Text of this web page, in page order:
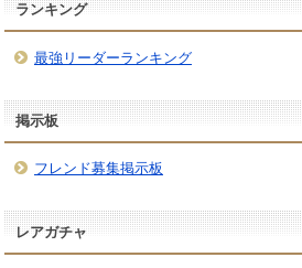
ランキング
最強リーダーランキング
掲示板
フレンド募集掲示板
レアガチャ